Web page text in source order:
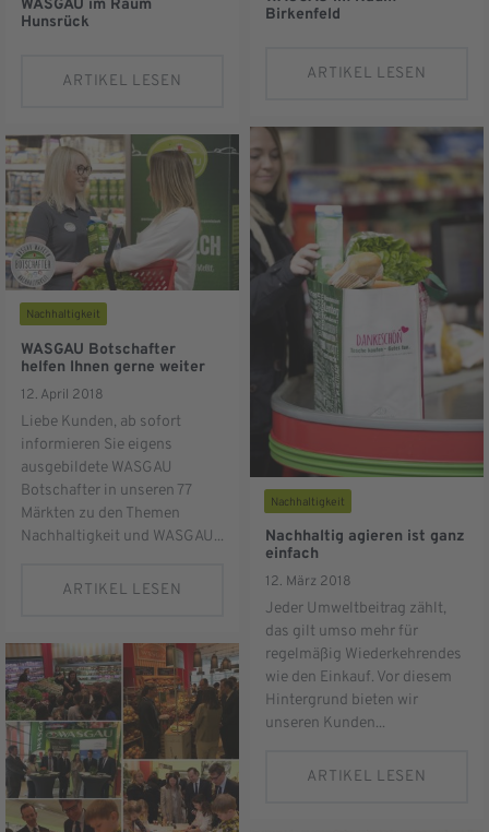
WASGAU im Raum
Hunsrück
ARTIKEL LESEN
Nachhaltigkeit
WASGAU Botschafter
helfen Ihnen gerne weiter
12. April 2018
Liebe Kunden, ab sofort
informieren Sie eigens
ausgebildete WASGAU
Botschafter in unseren 77
Märkten zu den Themen
Nachhaltigkeit und WASGAU...
ARTIKEL LESEN
Birkenfeld
ARTIKEL LESEN
Nachhaltigkeit
Nachhaltig agieren ist ganz
einfach
12. März 2018
Jeder Umweltbeitrag zählt,
das gilt umso mehr für
regelmäßig Wiederkehrendes
wie den Einkauf. Vor diesem
Hintergrund bieten wir
unseren Kunden...
ARTIKEL LESEN